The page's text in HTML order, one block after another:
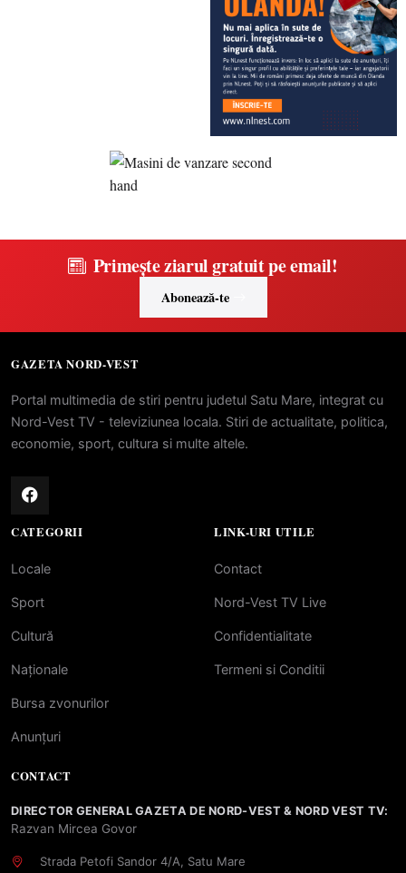
Primește ziarul gratuit pe email!
Abonează-te
GAZETA NORD-VEST
Portal multimedia de stiri pentru judetul Satu Mare, integrat cu
Nord-Vest TV - televiziunea locala. Stiri de actualitate, politica,
economie, sport, cultura si multe altele.
CATEGORII
Locale
Sport
Cultură
Naționale
Bursa zvonurilor
Anunțuri
LINK-URI UTILE
Contact
Nord-Vest TV Live
Confidentialitate
Termeni si Conditii
CONTACT
DIRECTOR GENERAL GAZETA DE NORD-VEST & NORD VEST TV:
Razvan Mircea Govor
Strada Petofi Sandor 4/A, Satu Mare